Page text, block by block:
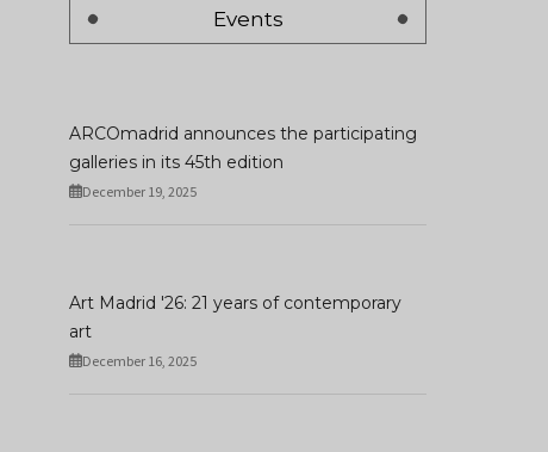
Events
ARCOmadrid announces the participating
galleries in its 45th edition
December 19, 2025
Art Madrid '26: 21 years of contemporary
art
December 16, 2025